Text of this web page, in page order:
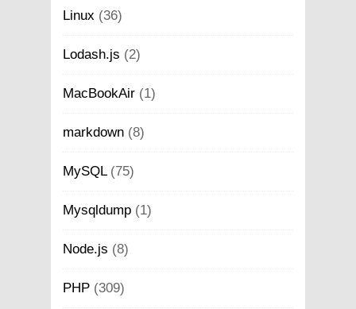
Linux (36)
Lodash.js (2)
MacBookAir (1)
markdown (8)
MySQL(75)
Mysqldump (1)
Node.js (8)
PHP (309)